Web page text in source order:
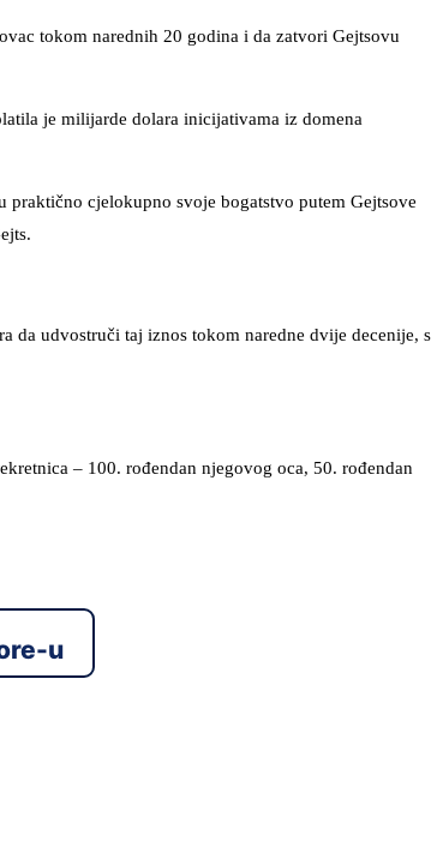
tokom narednih 20 godina i da zatvori Gejtsovu
je milijarde dolara inicijativama iz domena
cjelokupno svoje bogatstvo putem Gejtsove
da udvostruči taj iznos tokom naredne dvije decenije, s
– 100. rođendan njegovog oca, 50. rođendan
u